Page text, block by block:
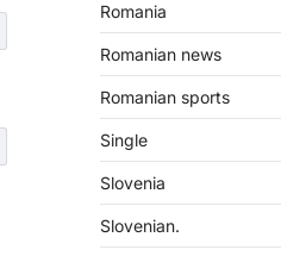
Romania
Romanian news
Romanian sports
Single
Slovenia
Slovenian.